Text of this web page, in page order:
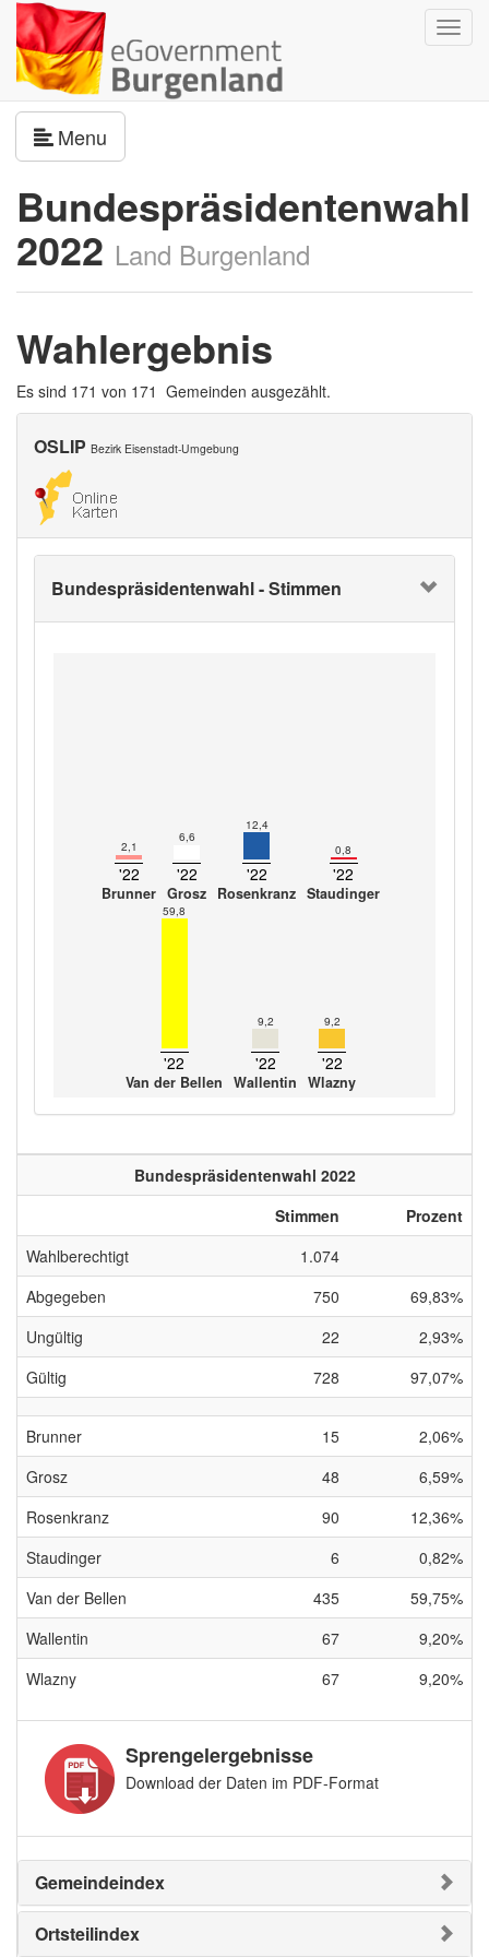
Menu
Bundespräsidentenwahl
2022 Land Burgenland
Wahlergebnis
Es sind 171 von 171 Gemeinden ausgezählt.
OSLIP Bezirk Eisenstadt-Umgebung
Bundespräsidentenwahl - Stimmen
2,1
'22
Brunner
6,6
'22
Grosz
12,4
'22
Rosenkranz
0,8
'22
Staudinger
59,8
'22
Van der Bellen
9,2
'22
Wallentin
9,2
'22
Wlazny
Bundespräsidentenwahl 2022
Stimmen
Prozent
Wahlberechtigt
1.074
Abgegeben
750
69,83%
Ungültig
22
2,93%
Gültig
728 97,07%
Brunner 15
2,06%
Grosz
48
6,59%
Rosenkranz
90
12,36%
Staudinger
6
0,82%
Van der Bellen
435
59,75%
Wallentin
67
9,20%
Wlazny
67 9,20%
Sprengelergebnisse
Download der Daten im PDF-Format
Gemeindeindex
Ortsteilindex